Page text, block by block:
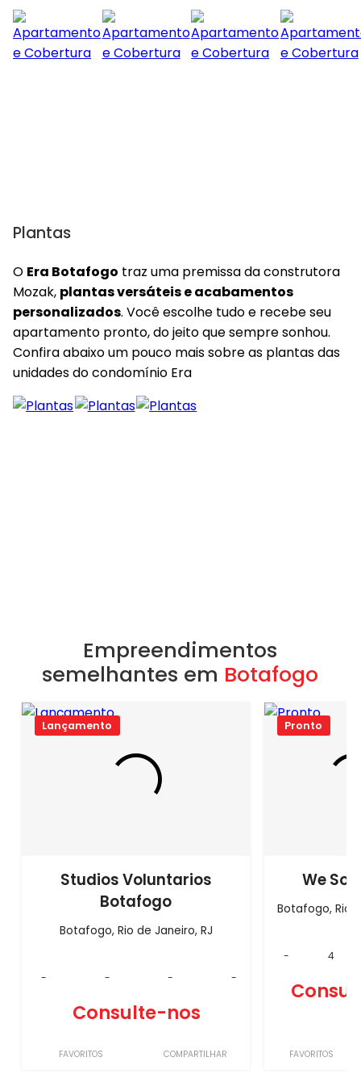
Plantas
O Era Botafogo traz uma premissa da construtora
Mozak, plantas versáteis e acabamentos
personalizados. Você escolhe tudo e recebe seu
apartamento pronto, do jeito que sempre sonhou.
Confira abaixo um pouco mais sobre as plantas das
unidades do condomínio Era
Empreendimentos
semelhantes em Botafogo
Lançamento
Studios Voluntarios
Botafogo
Botafogo, Rio de Janeiro, RJ
- - - -
Consulte-nos
FAVORITOS COMPARTILHAR
Pronto
We
Botafogo, Rio
- 4
FAVORITOS